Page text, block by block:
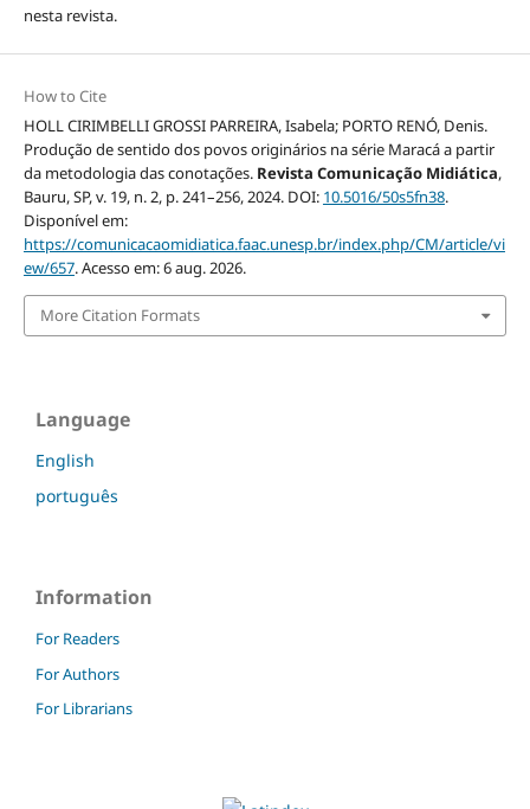
nesta revista.
How to Cite
HOLL CIRIMBELLI GROSSI PARREIRA, Isabela; PORTO RENÓ, Denis.
Produção de sentido dos povos originários na série Maracá a partir
da metodologia das conotações. Revista Comunicação Midiática,
Bauru, SP, v. 19, n. 2, p. 241–256, 2024. DOI: 10.5016/50s5fn38.
Disponível em:
https://comunicacaomidiatica.faac.unesp.br/index.php/CM/article/vi
ew/657. Acesso em: 6 aug. 2026.
More Citation Formats
Language
English
português
Information
For Readers
For Authors
For Librarians